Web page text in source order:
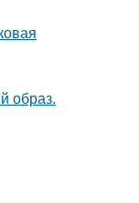
образ.